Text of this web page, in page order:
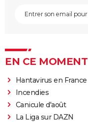
EN CE MOMENT
Hantavirus en France
Incendies
Canicule d'août
La Liga sur DAZN